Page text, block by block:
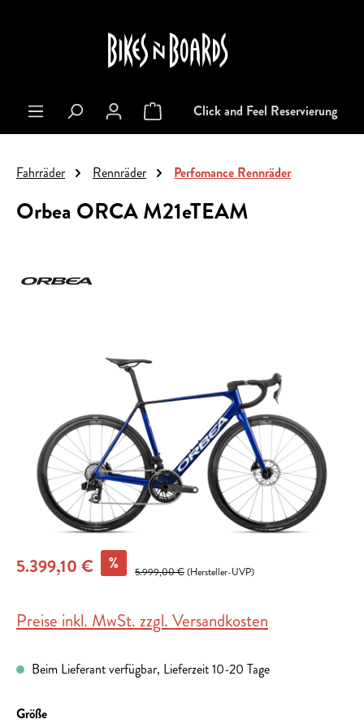
Warenkorb enthält 0 Positionen. Der
Click and Feel Reservierung
Fahrräder Rennräder Perfomance Rennräder
Orbea ORCA M21eTEAM
Bildergalerie überspringen
5.399,10 € % 5.999,00 €(Hersteller-UVP)
Preise inkl. MwSt. zzgl. Versandkosten
Beim Lieferant verfügbar, Lieferzeit 10-20 Tage
Größeauswählen